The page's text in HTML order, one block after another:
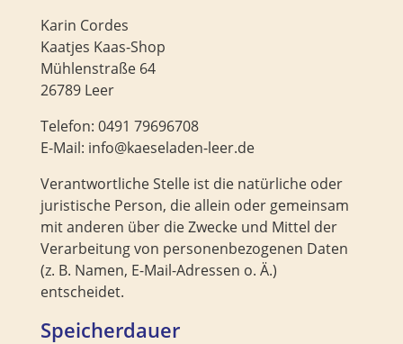
Karin Cordes
Kaatjes Kaas-Shop
Mühlenstraße 64
26789 Leer
Telefon: 0491 79696708
E-Mail: info@kaeseladen-leer.de
Verantwortliche Stelle ist die natürliche oder
juristische Person, die allein oder gemeinsam
mit anderen über die Zwecke und Mittel der
Verarbeitung von personenbezogenen Daten
(z. B. Namen, E-Mail-Adressen o. Ä.)
entscheidet.
Speicherdauer